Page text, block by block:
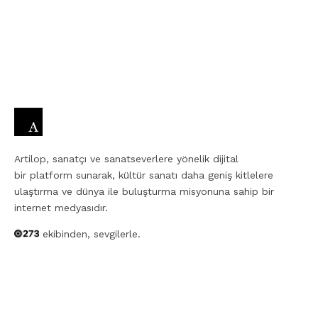
Artilop, sanatçı ve sanatseverlere yönelik dijital
bir platform sunarak, kültür sanatı daha geniş kitlelere
ulaştırma ve dünya ile buluşturma misyonuna sahip bir
internet medyasıdır.
ekibinden, sevgilerle.